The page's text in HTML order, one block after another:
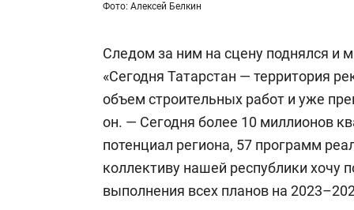
Фото: Алексей Белкин
Следом за ним на сцену поднялся и
«Сегодня Татарстан — территория
объем строительных работ и уже
он. — Сегодня более 10 миллионов
потенциал региона, 57 программ
коллективу нашей республики хочу
выполнения всех планов на